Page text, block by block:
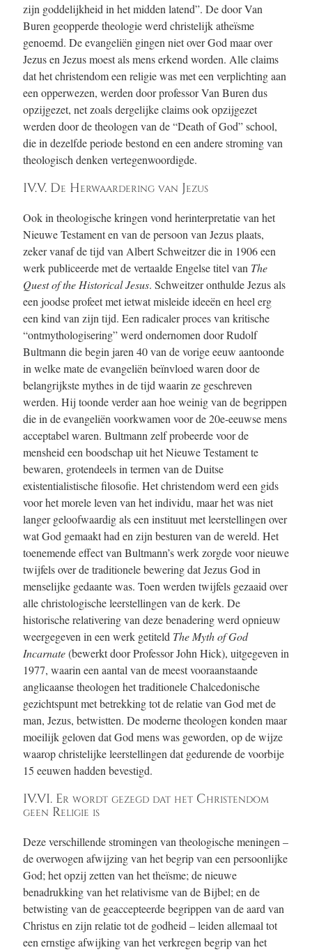
zijn goddelijkheid in het midden latend”. De door Van
Buren geopperde theologie werd christelijk atheïsme
genoemd. De evangeliën gingen niet over God maar over
Jezus en Jezus moest als mens erkend worden. Alle claims
dat het christendom een religie was met een verplichting aan
een opperwezen, werden door professor Van Buren dus
opzijgezet, net zoals dergelijke claims ook opzijgezet
werden door de theologen van de “Death of God” school,
die in dezelfde periode bestond en een andere stroming van
theologisch denken vertegenwoordigde.
IV.V. De Herwaardering van Jezus
Ook in theologische kringen vond herinterpretatie van het
Nieuwe Testament en van de persoon van Jezus plaats,
zeker vanaf de tijd van Albert Schweitzer die in 1906 een
werk publiceerde met de vertaalde Engelse titel van The
Quest of the Historical Jesus. Schweitzer onthulde Jezus als
een joodse profeet met ietwat misleide ideeën en heel erg
een kind van zijn tijd. Een radicaler proces van kritische
“ontmythologisering” werd ondernomen door Rudolf
Bultmann die begin jaren 40 van de vorige eeuw aantoonde
in welke mate de evangeliën beïnvloed waren door de
belangrijkste mythes in de tijd waarin ze geschreven
werden. Hij toonde verder aan hoe weinig van de begrippen
die in de evangeliën voorkwamen voor de 20e-eeuwse mens
acceptabel waren. Bultmann zelf probeerde voor de
mensheid een boodschap uit het Nieuwe Testament te
bewaren, grotendeels in termen van de Duitse
existentialistische filosofie. Het christendom werd een gids
voor het morele leven van het individu, maar het was niet
langer geloofwaardig als een instituut met leerstellingen over
wat God gemaakt had en zijn besturen van de wereld. Het
toenemende effect van Bultmann’s werk zorgde voor nieuwe
twijfels over de traditionele bewering dat Jezus God in
menselijke gedaante was. Toen werden twijfels gezaaid over
alle christologische leerstellingen van de kerk. De
historische relativering van deze benadering werd opnieuw
weergegeven in een werk getiteld The Myth of God
Incarnate(bewerkt door Professor John Hick), uitgegeven in
1977, waarin een aantal van de meest vooraanstaande
anglicaanse theologen het traditionele Chalcedonische
gezichtspunt met betrekking tot de relatie van God met de
man, Jezus, betwistten. De moderne theologen konden maar
moeilijk geloven dat God mens was geworden, op de wijze
waarop christelijke leerstellingen dat gedurende de voorbije
15 eeuwen hadden bevestigd.
IV.VI. Er wordt gezegd dat het Christendom
geen Religie is
Deze verschillende stromingen van theologische meningen –
de overwogen afwijzing van het begrip van een persoonlijke
God; het opzij zetten van het theïsme; de nieuwe
benadrukking van het relativisme van de Bijbel; en de
betwisting van de geaccepteerde begrippen van de aard van
Christus en zijn relatie tot de godheid – leiden allemaal tot
een ernstige afwijking van het verkregen begrip van het